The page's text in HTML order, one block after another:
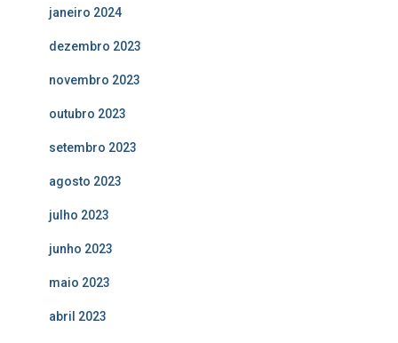
janeiro 2024
dezembro 2023
novembro 2023
outubro 2023
setembro 2023
agosto 2023
julho 2023
junho 2023
maio 2023
abril 2023